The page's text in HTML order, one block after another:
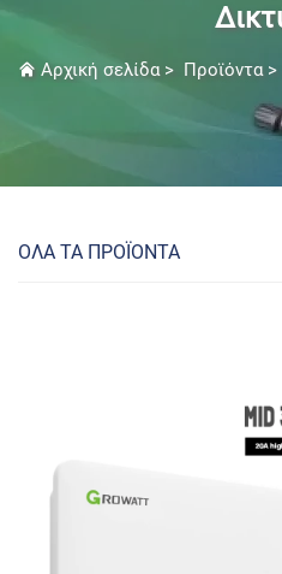
Αρχική σελίδα> Προϊόντα>
ΟΛΑ ΤΑ ΠΡΟΪΟΝΤΑ